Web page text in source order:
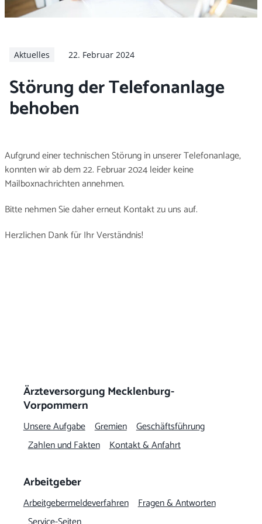
Arbeitgeber
Aktuelles 22. Februar 2024
Störung der Telefonanlage
behoben
Aufgrund einer technischen Störung in unserer Telefonanlage,
konnten wir ab dem 22. Februar 2024 leider keine
Mailboxnachrichten annehmen.
Bitte nehmen Sie daher erneut Kontakt zu uns auf.
Herzlichen Dank für Ihr Verständnis!
Ärzteversorgung Mecklenburg-
Vorpommern
Unsere Aufgabe Gremien Geschäftsführung
Zahlen und Fakten Kontakt & Anfahrt
Arbeitgeber
Arbeitgeber­meldeverfahren Fragen & Antworten